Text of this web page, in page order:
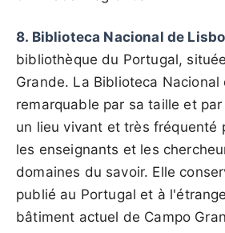
8. Biblioteca Nacional de
bibliothèque du Portugal,
Grande. La Biblioteca
remarquable par sa taille et
un lieu vivant et très fréquenté
les enseignants et les
domaines du savoir. Elle
publié au Portugal et à
bâtiment actuel de Campo